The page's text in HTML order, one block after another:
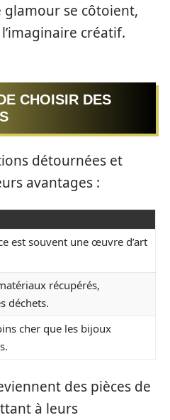
glamour se côtoient,
créatif.
CHOISIR DES
détournées et
avantages :
est souvent une œuvre d’art
récupérés,
déchets.
cher que les bijoux
des pièces de
à leurs